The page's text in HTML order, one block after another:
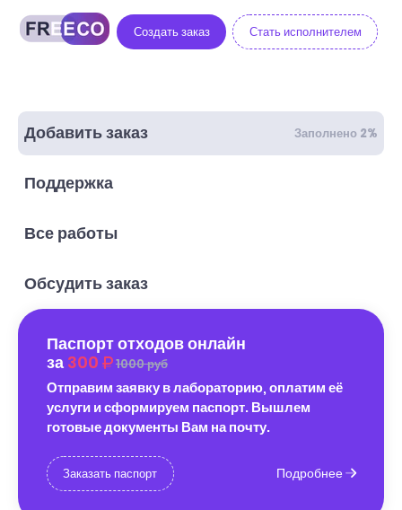
Создать заказ Стать исполнителем
Добавить заказ Заполнено 2%
Поддержка
Все работы
Обсудить заказ
Паспорт отходов онлайн
за 300 1000 руб
Отправим заявку в лабораторию, оплатим её
услуги и сформируем паспорт. Вышлем
готовые документы Вам на почту.
Заказать паспорт Подробнее